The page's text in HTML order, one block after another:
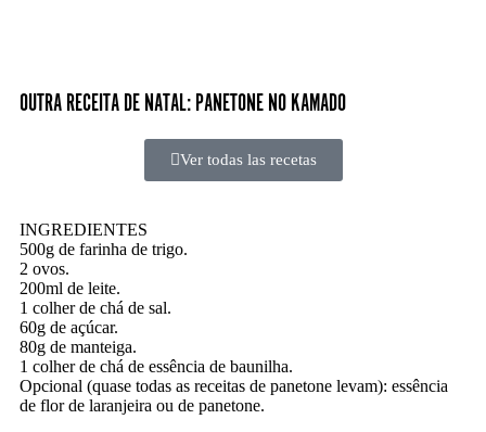
OUTRA RECEITA DE NATAL: PANETONE NO KAMADO
Ver todas las recetas
INGREDIENTES
500g de farinha de trigo.
2 ovos.
200ml de leite.
1 colher de chá de sal.
60g de açúcar.
80g de manteiga.
1 colher de chá de essência de baunilha.
Opcional (quase todas as receitas de panetone levam): essência
de flor de laranjeira ou de panetone.